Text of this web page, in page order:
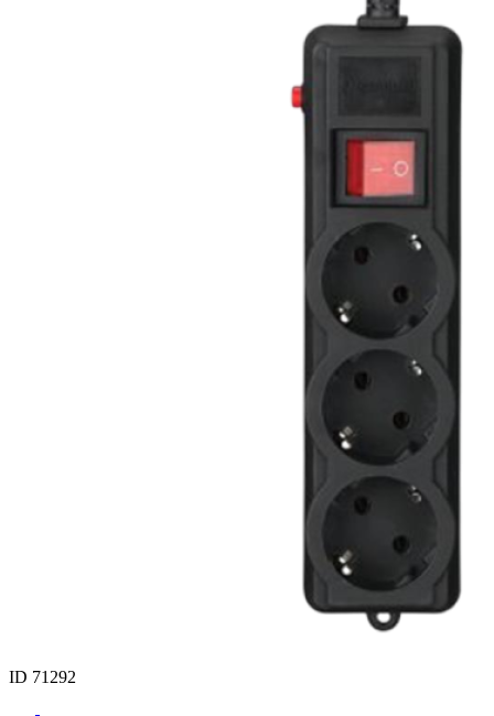
ID 71292